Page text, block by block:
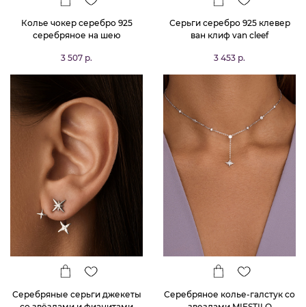
Колье чокер серебро 925
серебряное на шею
3 507 р.
Серьги серебро 925 клевер
ван клиф van cleef
3 453 р.
Серебряные серьги джекеты
Серебряное колье-галстук со